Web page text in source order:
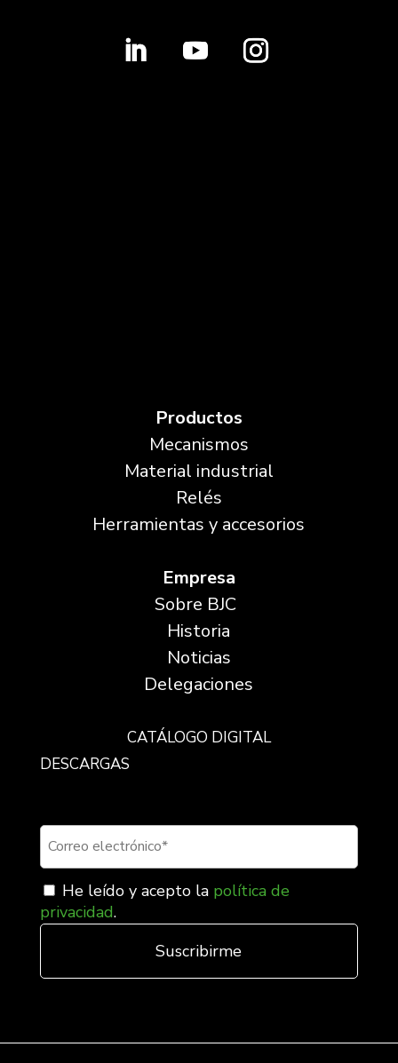
Productos
Mecanismos
Material industrial
Relés
Herramientas y accesorios
Empresa
Sobre BJC
Historia
Noticias
Delegaciones
CATÁLOGO DIGITAL
DESCARGAS
He leído y acepto la política de
privacidad.